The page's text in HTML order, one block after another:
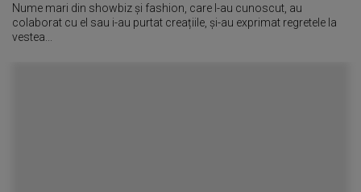
Nume mari din showbiz și fashion, care l-au cunoscut, au
colaborat cu el sau i-au purtat creațiile, și-au exprimat regretele la
vestea...